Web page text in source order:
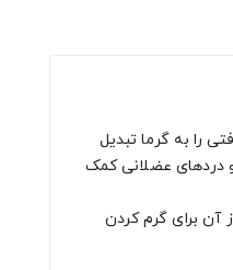
را به گرما تبدیل
دردهای عضلانی کمک
برای گرم کردن